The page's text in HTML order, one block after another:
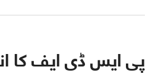
پی ایس ڈی ایف کا